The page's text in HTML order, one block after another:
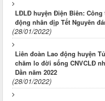
LĐLĐ huyện Điện Biên:
động nhân dịp Tết Nguyên
(28/01/2022)
Liên đoàn Lao động huyện
chăm lo đời sống CNVCLĐ
Dần năm 2022
(28/01/2022)